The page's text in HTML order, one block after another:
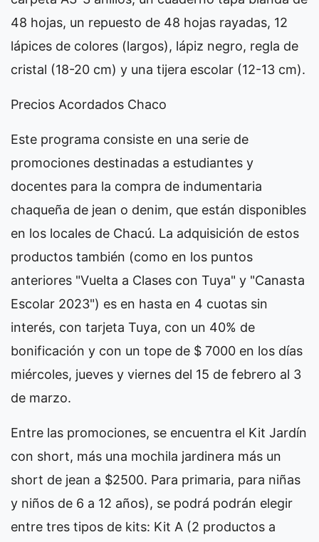
48 hojas, un repuesto de 48 hojas rayadas, 12
lápices de colores (largos), lápiz negro, regla de
cristal (18-20 cm) y una tijera escolar (12-13 cm).
Precios Acordados Chaco
Este programa consiste en una serie de
promociones destinadas a estudiantes y
docentes para la compra de indumentaria
chaqueña de jean o denim, que están disponibles
en los locales de Chacú. La adquisición de estos
productos también (como en los puntos
anteriores "Vuelta a Clases con Tuya" y "Canasta
Escolar 2023") es en hasta en 4 cuotas sin
interés, con tarjeta Tuya, con un 40% de
bonificación y con un tope de $ 7000 en los días
miércoles, jueves y viernes del 15 de febrero al 3
de marzo.
Entre las promociones, se encuentra el Kit Jardín
con short, más una mochila jardinera más un
short de jean a $2500. Para primaria, para niñas
y niños de 6 a 12 años), se podrá podrán elegir
entre tres tipos de kits: Kit A (2 productos a